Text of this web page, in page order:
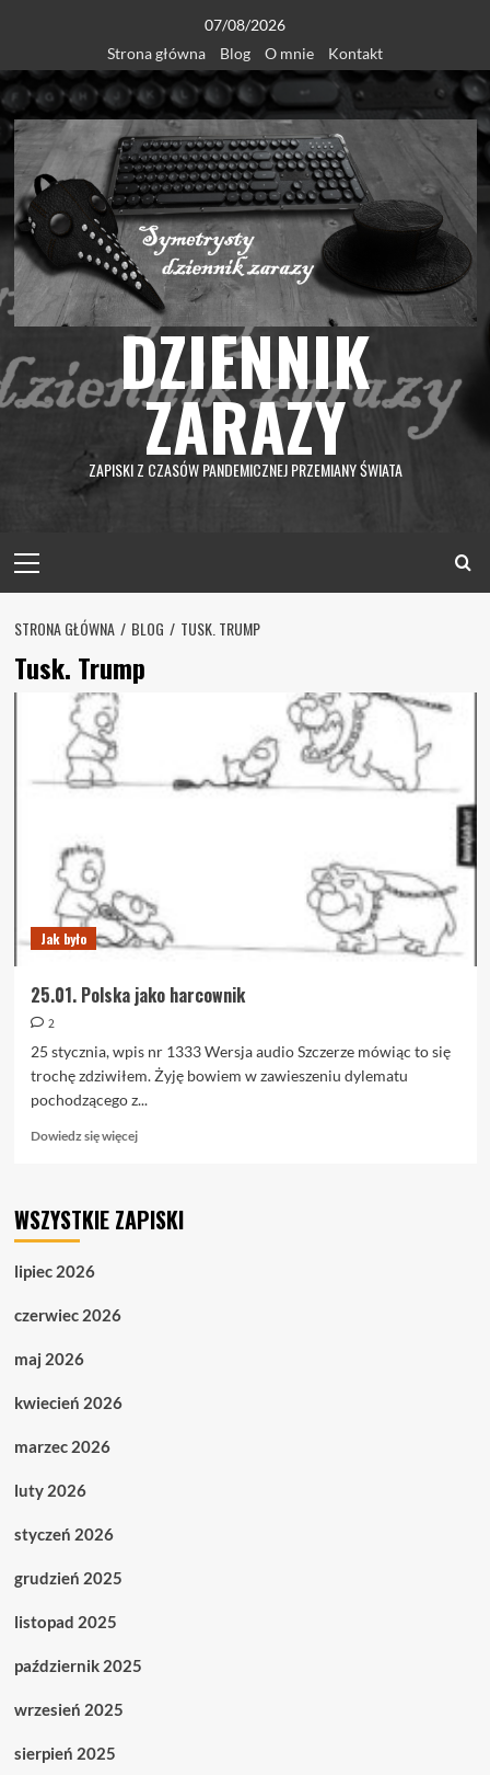
content
07/08/2026
Strona główna
Blog O mnie Kontakt
DZIENNIK
ZARAZY
ZAPISKI Z CZASÓW PANDEMICZNEJ PRZEMIANY ŚWIATA
Menu
STRONA GŁÓWNA BLOG TUSK. TRUMP
Tusk. Trump
Jak było
25.01. Polska jako harcownik
2
25 stycznia, wpis nr 1333 Wersja audio Szczerze mówiąc to się
trochę zdziwiłem. Żyję bowiem w zawieszeniu dylematu
pochodzącego z...
Dowiedz się więcejDowiedz
25.01.
WSZYSTKIE ZAPISKI
lipiec 2026
czerwiec 2026
maj 2026
kwiecień 2026
marzec 2026
luty 2026
styczeń 2026
grudzień 2025
listopad 2025
październik 2025
wrzesień 2025
sierpień 2025